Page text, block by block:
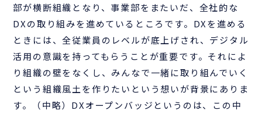
部が横断組織となり、事業部をまたいだ、全社的な
DXの取り組みを進めているところです。DXを進める
ときには、全従業員のレベルが底上げされ、デジタル
活用の意識を持ってもらうことが重要です。それによ
り組織の壁をなくし、みんなで一緒に取り組んでいく
という組織風土を作りたいという想いが背景にありま
す。（中略）DXオープンバッジというのは、この中